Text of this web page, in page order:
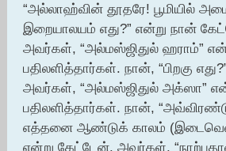
“அல்லாஹ்வின் தூதரே! பூமியில்
இறையாலயம் எது?” என்று நான்
அவர்கள், “அல்மஸ்ஜிதுல் ஹராம்”
பதிலளித்தார்கள். நான், “பிறகு
அவர்கள், “அல்மஸ்ஜிதுல் அக்ஸா”
பதிலளித்தார்கள். நான்,
எத்தனை ஆண்டுக் காலம்
என்று கேட்டேன். அவர்கள்,